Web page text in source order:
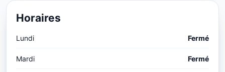
Horaires
Lundi Fermé
Mardi Fermé